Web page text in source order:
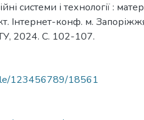
системи і технології :
Інтернет-конф. м.
2024. С. 102-107.
123456789/18561